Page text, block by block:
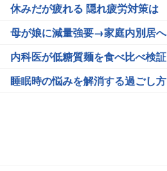
休みだが疲れる 隠れ疲労対策は
母が娘に減量強要→家庭内別居へ
内科医が低糖質麺を食べ比べ検証
睡眠時の悩みを解消する過ごし方